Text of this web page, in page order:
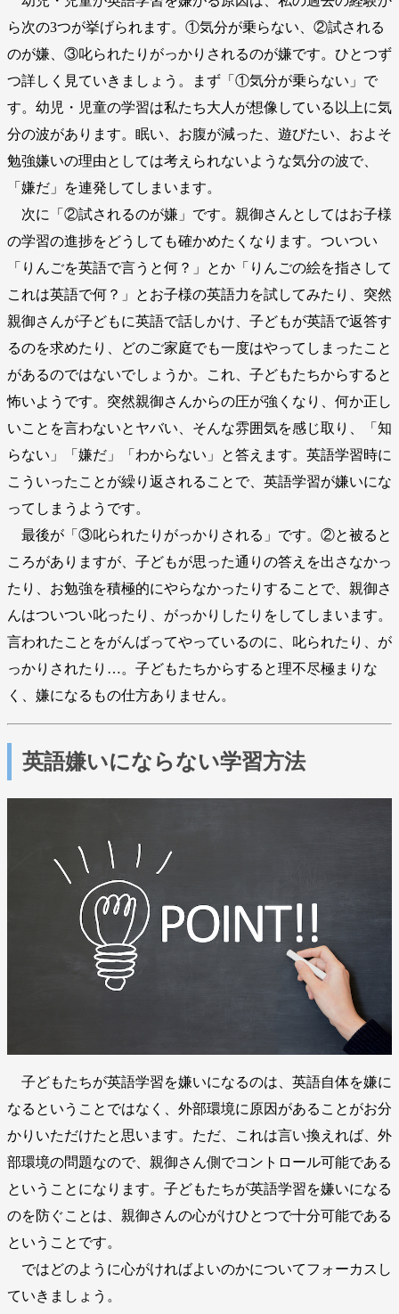
ら次の3つが挙げられます。①気分が乗らない、②試される
のが嫌、③叱られたりがっかりされるのが嫌です。ひとつず
つ詳しく見ていきましょう。まず「①気分が乗らない」で
す。幼児・児童の学習は私たち大人が想像している以上に気
分の波があります。眠い、お腹が減った、遊びたい、およそ
勉強嫌いの理由としては考えられないような気分の波で、
「嫌だ」を連発してしまいます。
次に「②試されるのが嫌」です。親御さんとしてはお子様
の学習の進捗をどうしても確かめたくなります。ついつい
「りんごを英語で言うと何？」とか「りんごの絵を指さして
これは英語で何？」とお子様の英語力を試してみたり、突然
親御さんが子どもに英語で話しかけ、子どもが英語で返答す
るのを求めたり、どのご家庭でも一度はやってしまったこと
があるのではないでしょうか。これ、子どもたちからすると
怖いようです。突然親御さんからの圧が強くなり、何か正し
いことを言わないとヤバい、そんな雰囲気を感じ取り、「知
らない」「嫌だ」「わからない」と答えます。英語学習時に
こういったことが繰り返されることで、英語学習が嫌いにな
ってしまうようです。
最後が「③叱られたりがっかりされる」です。②と被ると
ころがありますが、子どもが思った通りの答えを出さなかっ
たり、お勉強を積極的にやらなかったりすることで、親御さ
んはついつい叱ったり、がっかりしたりをしてしまいます。
言われたことをがんばってやっているのに、叱られたり、が
っかりされたり…。子どもたちからすると理不尽極まりな
く、嫌になるもの仕方ありません。
英語嫌いにならない学習方法
子どもたちが英語学習を嫌いになるのは、英語自体を嫌に
なるということではなく、外部環境に原因があることがお分
かりいただけたと思います。ただ、これは言い換えれば、外
部環境の問題なので、親御さん側でコントロール可能である
ということになります。子どもたちが英語学習を嫌いになる
のを防ぐことは、親御さんの心がけひとつで十分可能である
ということです。
ではどのように心がければよいのかについてフォーカスし
ていきましょう。